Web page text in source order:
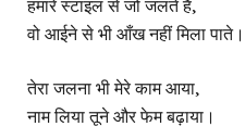
हमारे स्टाइल से जो जलते हैं,
वो आईने से भी आँख नहीं मिला पाते।
तेरा जलना भी मेरे काम आया,
नाम लिया तूने और फेम बढ़ाया।